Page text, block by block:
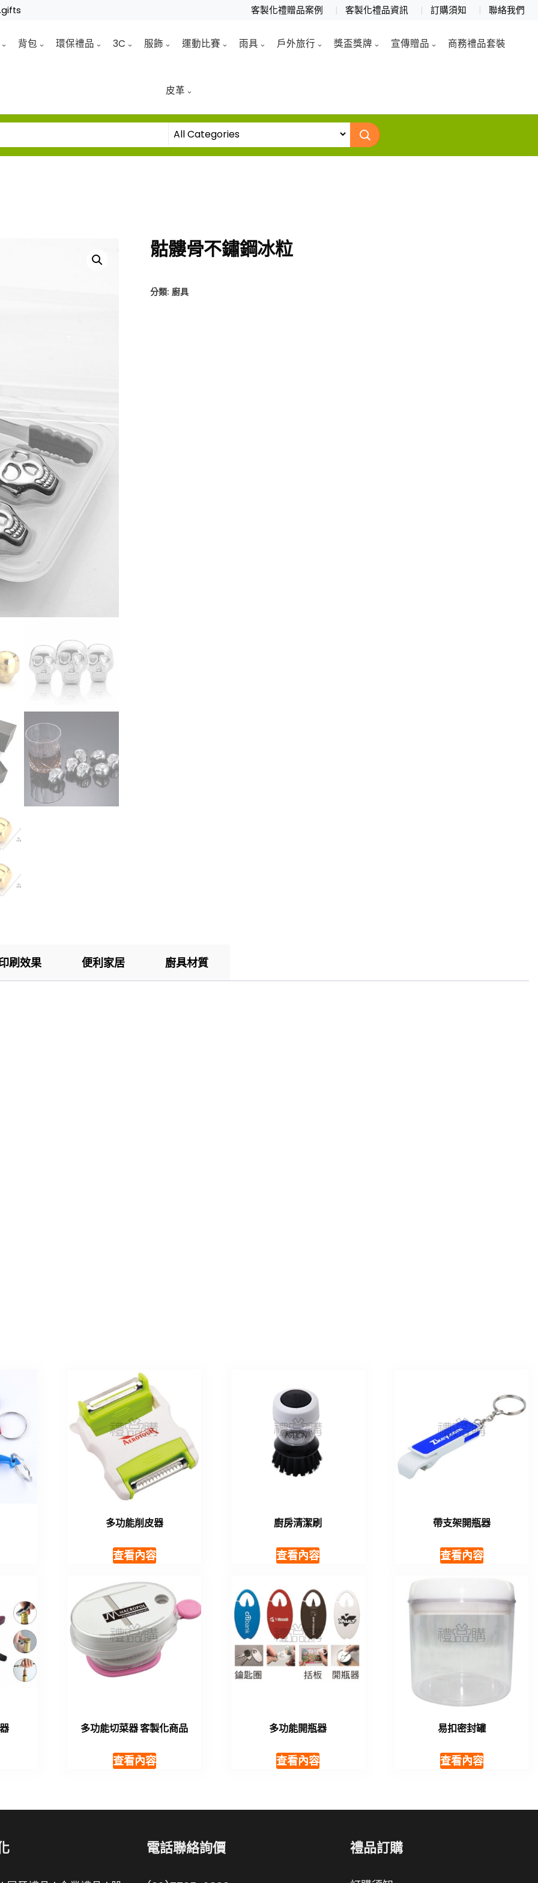
客製化禮贈品案例 客製化禮品資訊 訂購須知 聯絡我們
背包 環保禮品 3C 服飾 運動比賽 雨具 戶外旅行 獎盃獎牌 宣傳贈品 商務禮品套裝
皮革
骷髏骨不鏽鋼冰粒
分類: 廚具
刷效果 便利家居 廚具材質
多功能削皮器
查看內容
廚房清潔刷
查看內容
帶支架開瓶器
查看內容
多功能切菜器 客製化商品
查看內容
多功能開瓶器
查看內容
易扣密封罐
查看內容
電話聯絡詢價 禮品訂購